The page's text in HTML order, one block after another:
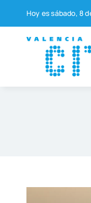
contenido
Hoy es sába­do, 8